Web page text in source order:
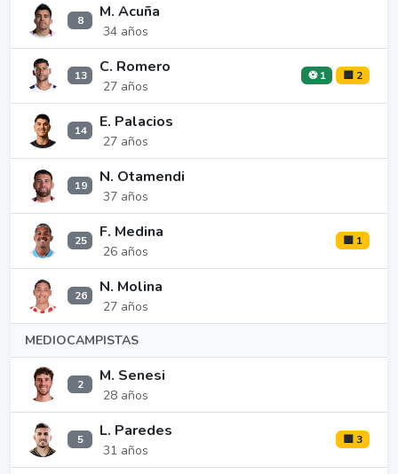
8 M. Acuña
34 años
13 C. Romero
27 años
⚽ 1 🟨 2
14 E. Palacios
27 años
19 N. Otamendi
37 años
25 F. Medina
26 años
🟨 1
26 N. Molina
27 años
MEDIOCAMPISTAS
2 M. Senesi
28 años
5 L. Paredes
31 años
🟨 3